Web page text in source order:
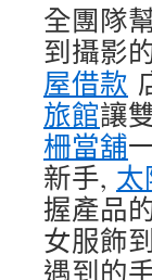
全團隊
到攝影
屋借款
旅館讓
柵當舖
新手, 太
握產品
女服飾
遇到的